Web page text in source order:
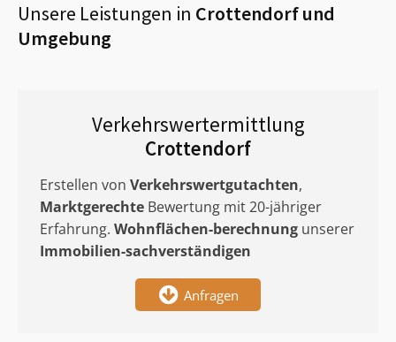
Unsere Leistungen in Crottendorfund
Umgebung
Verkehrswertermittlung
Crottendorf
Erstellen von Verkehrswertgutachten,
Marktgerechte Bewertung mit 20-jähriger
Erfahrung. Wohnflächen-berechnung unserer
Immobilien-sachverständigen
Anfragen